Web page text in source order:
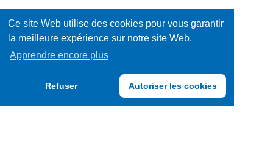
Ce site Web utilise des cookies pour vous garantir
la meilleure expérience sur notre site Web.
Apprendre encore plus
Refuser Autoriser les cookies